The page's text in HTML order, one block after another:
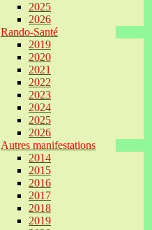
2025
2026
Rando-Santé
2019
2020
2021
2022
2023
2024
2025
2026
Autres manifestations
2014
2015
2016
2017
2018
2019